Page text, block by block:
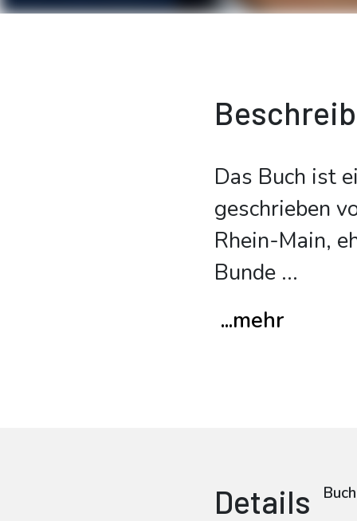
Das Buch ist
geschrieben
Rhein-Main,
Bunde...
...mehr
Details